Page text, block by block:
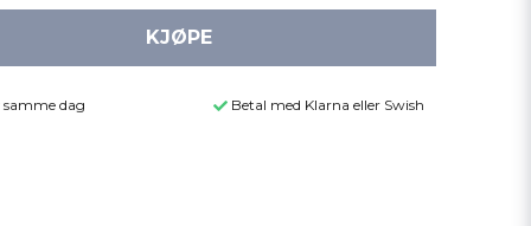
KJØPE
samme dag Betal med Klarna eller Swish